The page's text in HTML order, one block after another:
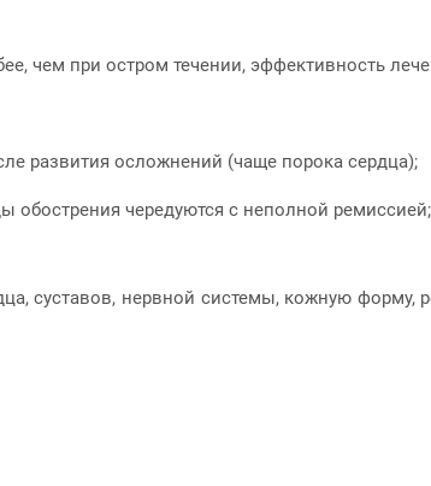
чем при остром течении, эффективность
развития осложнений (чаще порока сердца);
чередуются с неполной
суставов, нервной системы, кожную форму,